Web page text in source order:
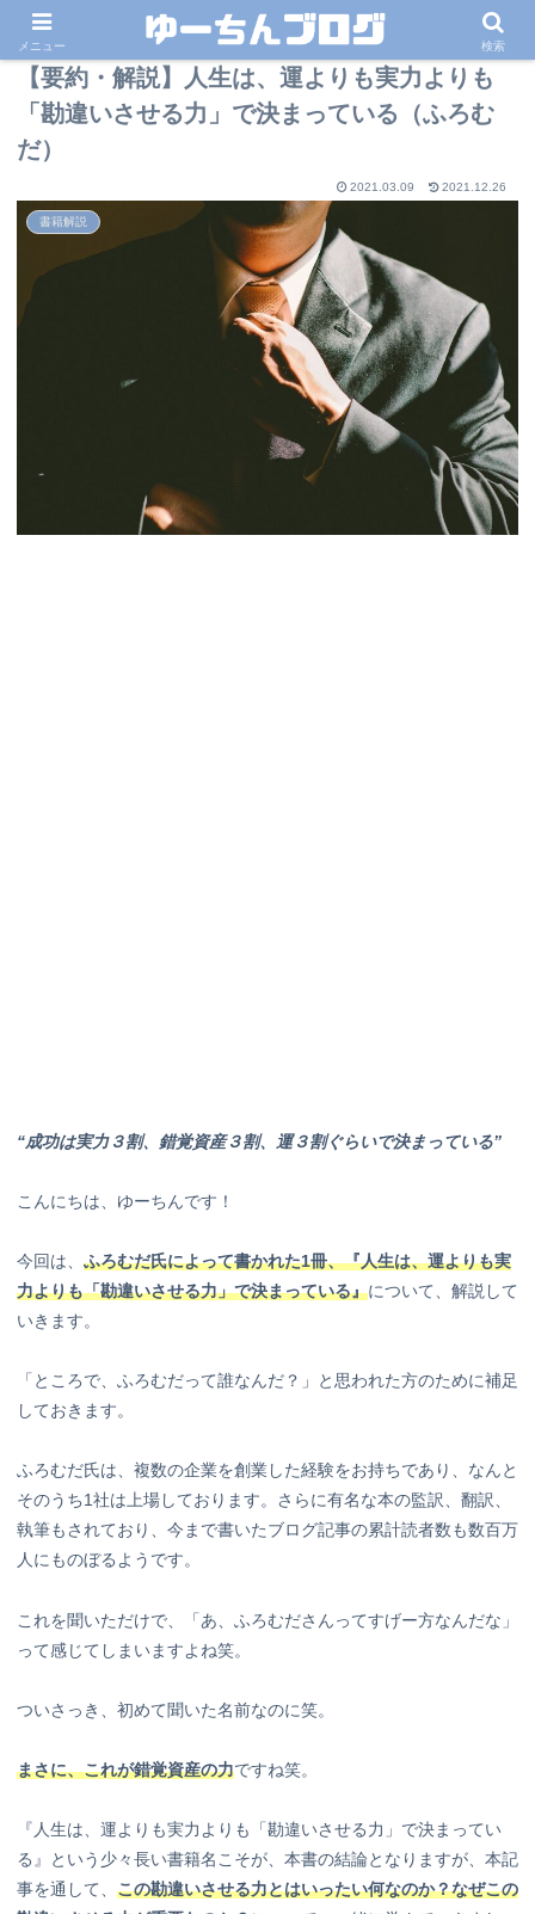
【要約・解説】人生は、運よりも実力よりも
「勘違いさせる力」で決まっている（ふろむ
だ）
2021.03.09 2021.12.26
書籍解説
“成功は実力３割、錯覚資産３割、運３割ぐらいで決まっている”
こんにちは、ゆーちんです！
今回は、 ふろむだ氏によって書かれた1冊、『人生は、運よりも実
力よりも「勘違いさせる力」で決まっている』について、解説して
いきます。
「ところで、ふろむだって誰なんだ？」と思われた方のために補足
しておきます。
ふろむだ氏は、複数の企業を創業した経験をお持ちであり、なんと
そのうち1社は上場しております。さらに有名な本の監訳、翻訳、
執筆もされており、今まで書いたブログ記事の累計読者数も数百万
人にものぼるようです。
これを聞いただけで、「あ、ふろむださんってすげー方なんだな」
って感じてしまいますよね笑。
ついさっき、初めて聞いた名前なのに笑。
まさに、これが錯覚資産の力ですね笑。
『人生は、運よりも実力よりも「勘違いさせる力」で決まってい
る』という少々長い書籍名こそが、本書の結論となりますが、本記
事を通して、 この勘違いさせる力とはいったい何なのか？なぜこの
メニュー 検索